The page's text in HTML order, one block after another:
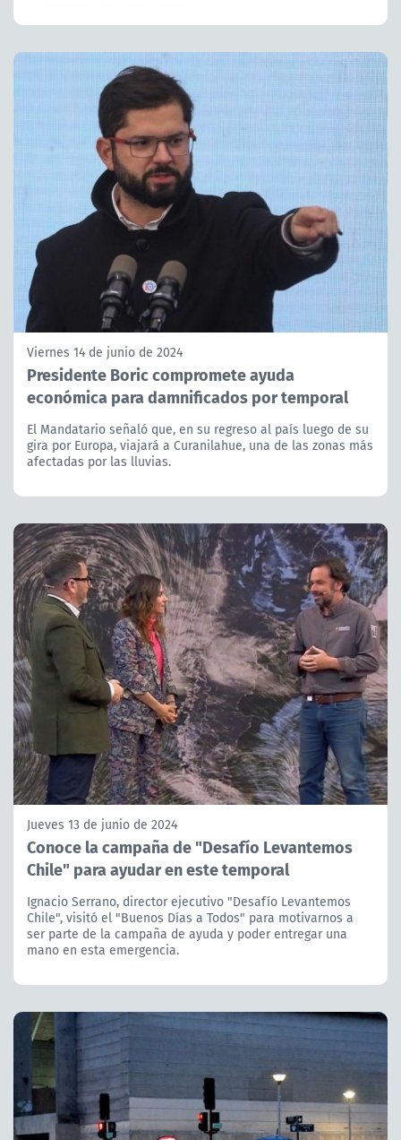
Viernes 14 de junio de 2024
Presidente Boric compromete ayuda
económica para damnificados por temporal
El Mandatario señaló que, en su regreso al país luego de su
gira por Europa, viajará a Curanilahue, una de las zonas más
afectadas por las lluvias.
Jueves 13 de junio de 2024
Conoce la campaña de "Desafío Levantemos
Chile" para ayudar en este temporal
Ignacio Serrano, director ejecutivo "Desafío Levantemos
Chile", visitó el "Buenos Días a Todos" para motivarnos a
ser parte de la campaña de ayuda y poder entregar una
mano en esta emergencia.